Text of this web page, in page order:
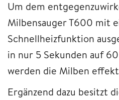
Um dem
Milbensauger T600 mit
Schnellheizfunktion
in nur 5 Sekunden auf
werden die Milben
Ergänzend dazu besitzt